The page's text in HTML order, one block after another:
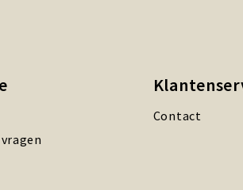
Contact